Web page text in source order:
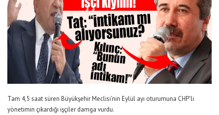
Tam 4,5 saat süren Büyükşehir Meclisi’nin Eylül ayı oturumuna CHP’li
yönetimin çıkardığı işçiler damga vurdu.